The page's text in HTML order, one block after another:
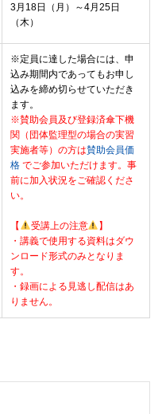
3月18日（月）～4月25日
（木）
※定員に達した場合には、申
込み期間内であってもお申し
込みを締め切らせていただき
ます。
※賛助会員及び登録済傘下機
関（団体監理型の場合の実習
実施者等）の方は賛助会員価
格 でご参加いただけます。事
前に加入状況をご確認くださ
い。
【 受講上の注意
】
・講義で使用する資料はダウ
ンロード形式のみとなりま
す。
・録画による見逃し配信はあ
りません。